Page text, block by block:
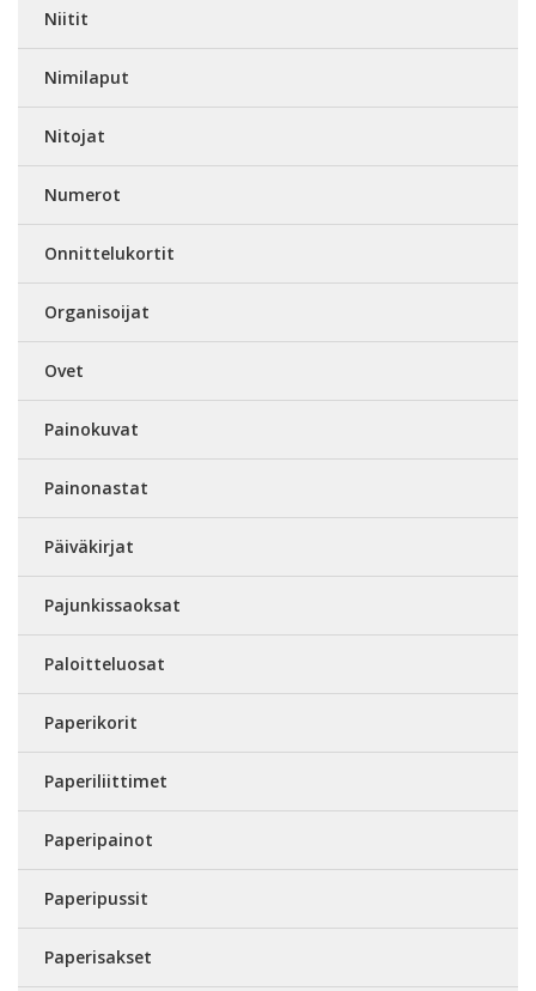
Niitit
Nimilaput
Nitojat
Numerot
Onnittelukortit
Organisoijat
Ovet
Painokuvat
Painonastat
Päiväkirjat
Pajunkissaoksat
Paloitteluosat
Paperikorit
Paperiliittimet
Paperipainot
Paperipussit
Paperisakset